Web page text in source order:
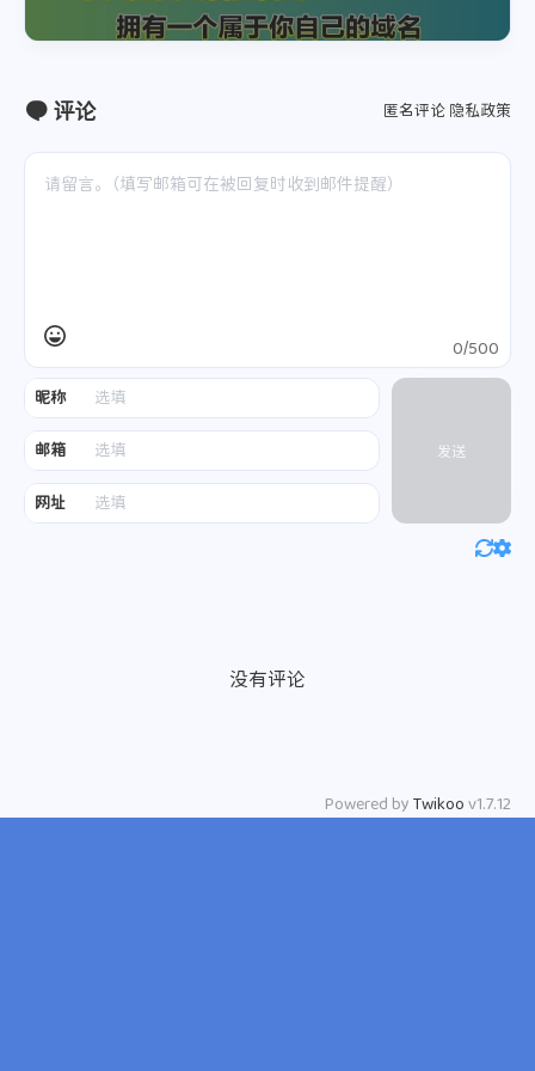
评论 匿名评论 隐私政策
昵称
邮箱
网址
0/500
发送
没有评论
Powered by Twikoo v1.7.12